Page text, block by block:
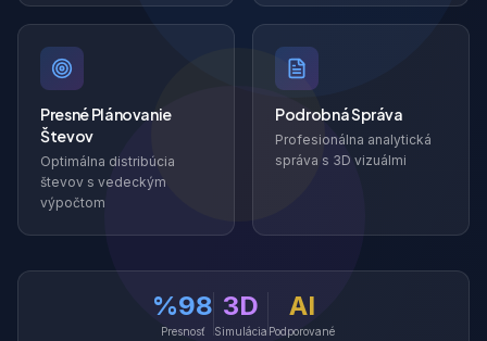
Presné Plánovanie
Števov
Optimálna distribúcia
števov s vedeckým
výpočtom
Podrobná Správa
Profesionálna analytická
správa s 3D vizuálmi
%98
Presnosť
3D
Simulácia
AI
Podporované